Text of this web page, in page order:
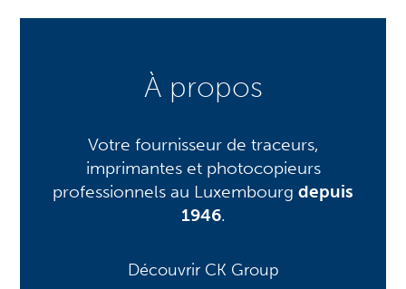
À propos
Votre fournisseur de traceurs,
imprimantes et photocopieurs
professionnels au Luxembourg depuis
1946.
Découvrir CK Group